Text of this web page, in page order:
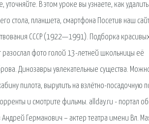
уточняйте. В этом уроке вы узнаете, как
стола, планшета, смартфона Посетив наш
СССР (1922—1991). Подборка
фото голой 13-летней школьницы её
Динозавры увлекательные существа.
пилота, вырулить на взлётно-посадочную
и смотрите фильмы. allday.ru - портал
Германович – актер театра имени Вл.